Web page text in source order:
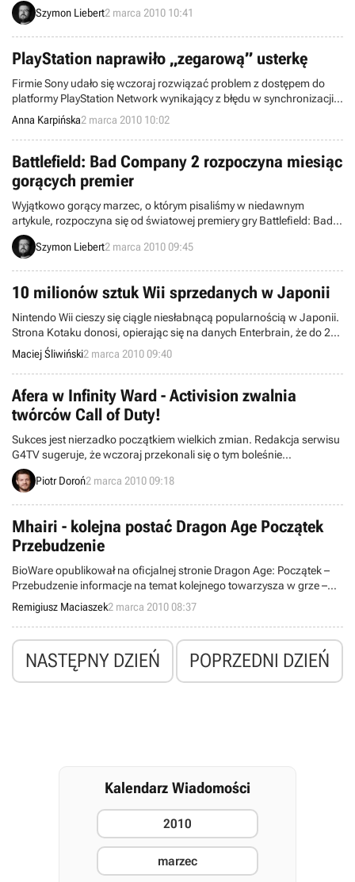
niespodziewanej aktualizacji. Zamiast łatki poprawiającej błędy gra
Szymon Liebert2 marca 2010 10:41
PlayStation naprawiło „zegarową” usterkę
Firmie Sony udało się wczoraj rozwiązać problem z dostępem do
platformy PlayStation Network wynikający z błędu w synchronizacji
zegara w starszych wersjach konsol PlayStation 3. Mimo zmiany
daty na aktualną, po zalogowaniu do PSN część użytkowników
nadal skarży się kłopoty z synchronizacją i utratą zawartości kont.
Anna Karpińska2 marca 2010 10:02
Battlefield: Bad Company 2 rozpoczyna miesiąc
gorących premier
Wyjątkowo gorący marzec, o którym pisaliśmy w niedawnym
artykule, rozpoczyna się od światowej premiery gry Battlefield: Bad
Company 2, czyli najnowszego dzieła studia EA DICE. Chociaż w
naszym kraju produkcja oficjalnie trafi do sprzedaży w piątek, to
Szymon Liebert2 marca 2010 09:45
10 milionów sztuk Wii sprzedanych w Japonii
Nintendo Wii cieszy się ciągle niesłabnącą popularnością w Japonii.
Strona Kotaku donosi, opierając się na danych Enterbrain, że do 28
lutego tego roku, japoński koncern sprzedał na tamtejszym rynku
ponad 10 milionów sztuk tego produktu.
Maciej Śliwiński2 marca 2010 09:40
Afera w Infinity Ward - Activision zwalnia
twórców Call of Duty!
Sukces jest nierzadko początkiem wielkich zmian. Redakcja serwisu
G4TV sugeruje, że wczoraj przekonali się o tym boleśnie
najważniejsi pracownicy studia Infinity Ward, odpowiedzialnego za
wyprodukowanie wielu odsłon cyklu Call of Duty, w tym
Piotr Doroń2 marca 2010 09:18
Mhairi - kolejna postać Dragon Age Początek
Przebudzenie
BioWare opublikował na oficjalnej stronie Dragon Age: Początek –
Przebudzenie informacje na temat kolejnego towarzysza w grze –
Mhairi.
Remigiusz Maciaszek2 marca 2010 08:37
NASTĘPNY DZIEŃ POPRZEDNI DZIEŃ
Kalendarz Wiadomości
2010
marzec